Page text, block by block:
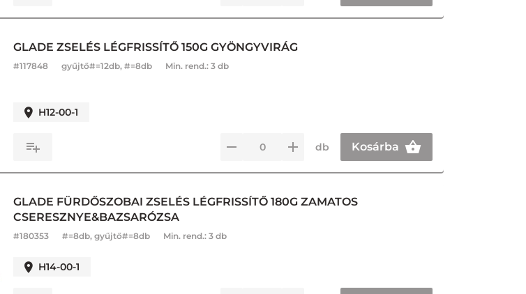
GLADE ZSELÉS LÉGFRISSÍTŐ 150G GYÖNGYVIRÁG
#117848 gyűjtő#=12db, #=8db Min. rend.: 3 db
H12-00-1
db Kosárba
GLADE FÜRDŐSZOBAI ZSELÉS LÉGFRISSÍTŐ 180G ZAMATOS
CSERESZNYE&BAZSARÓZSA
#180353 #=8db, gyűjtő#=8db Min. rend.: 3 db
H14-00-1